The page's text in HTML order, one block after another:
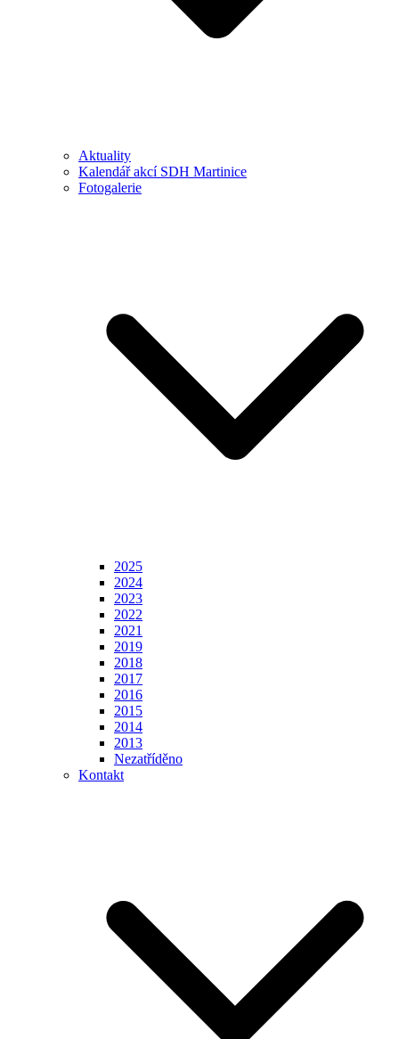
Aktuality
Kalendář akcí SDH Martinice
Fotogalerie
2025
2024
2023
2022
2021
2019
2018
2017
2016
2015
2014
2013
Nezatříděno
Kontakt